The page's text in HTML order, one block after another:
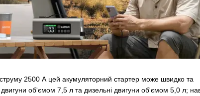
2500 А цей акумуляторний стартер може швидко та
об'ємом 7,5 л та дизельні двигуни об'ємом 5,0 л;